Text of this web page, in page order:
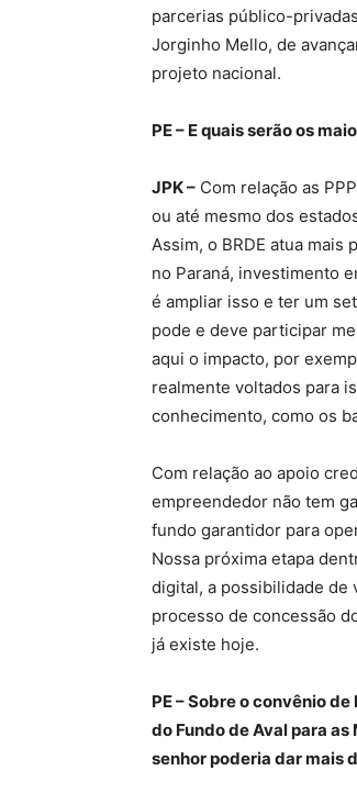
parcerias público-
Jorginho Mello, de
projeto nacional.
PE – E quais serão os
JPK – Com relação as
ou até mesmo dos
Assim, o BRDE atua mais
no Paraná, investimento
é ampliar isso e ter um
pode e deve participar
aqui o impacto, por
realmente voltados para
conhecimento, como os
Com relação ao apoio
empreendedor não tem
fundo garantidor para
Nossa próxima etapa
digital, a possibilidade de
processo de concessão
já existe hoje.
PE – Sobre o convênio
do Fundo de Aval para
senhor poderia dar mais